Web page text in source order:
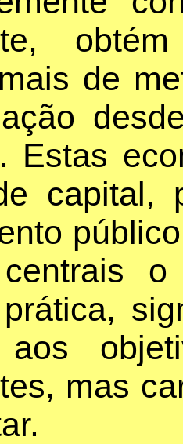
de
Estas
capital,
aos
mas